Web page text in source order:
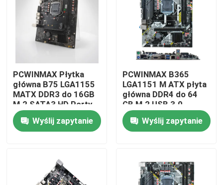
Dom
Filmy
PCWINMAX Płytka
główna B75 LGA1155
MATX DDR3 do 16GB
M.2 SATA3 HD Porty
VGA Płytka
stacjonarna dla
komputerów
Wyślij zapytanie
PCWINMAX B365
LGA1151 M ATX płyta
główna DDR4 do 64
GB M.2 USB 3.0
obsługa procesorów
8. 9. generacji OEM
hurtownia
Wyślij zapytanie